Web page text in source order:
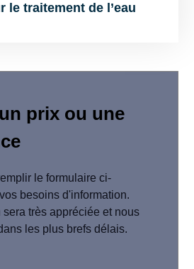
le traitement de l’eau
prix ou une
le formulaire ci-
besoins d'information.
sera très appréciée et nous
les plus brefs délais.